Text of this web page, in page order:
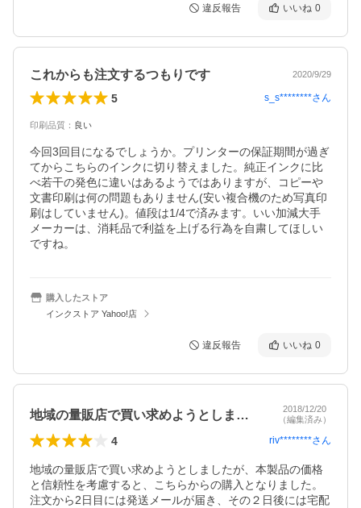
違反報告 いいね 0
これからも注文するつもりです 2020/9/29
5 s_s********さん
印刷品質 ： 良い
今回3回目になるでしょうか。プリンターの保証期間が過ぎ
てからこちらのインクに切り替えました。純正インクに比
べ若干の発色に違いはあるようではありますが、コピーや
文書印刷は何の問題もありません(安い複合機のため写真印
刷はしていません)。値段は1/4で済みます。いい加減大手
メーカーは、消耗品で利益を上げる行為を自粛してほしい
ですね。
購入したストア
インクストア Yahoo!店
違反報告 いいね 0
地域の量販店で買い求めようとしましたが…
2018/12/20
（編集済み）
4 riv********さん
地域の量販店で買い求めようとしましたが、本製品の価格
と信頼性を考慮すると、こちらからの購入となりました。
注文から2日目には発送メールが届き、その２日後には宅配